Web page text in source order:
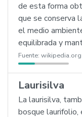
de esta forma
que se conserva
el medio
equilibrada y
Fuente: wikipedia.org
Laurisilva
La laurisilva,
bosque laurifolio,